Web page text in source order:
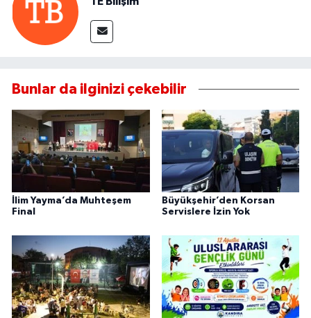
Bunlar da ilginizi çekebilir
İlim Yayma’da Muhteşem
Final
Büyükşehir’den Korsan
Servislere İzin Yok